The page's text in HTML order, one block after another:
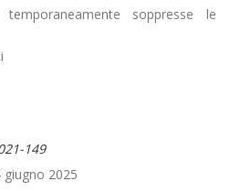
soppresse le
149
giugno 2025